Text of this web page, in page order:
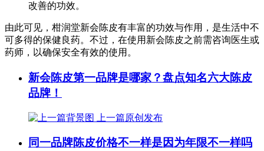
改善的功效。
由此可见，柑润堂新会陈皮有丰富的功效与作用，是生活中不
可多得的保健良药。不过，在使用新会陈皮之前需咨询医生或
药师，以确保安全有效的使用。
新会陈皮第一品牌是哪家？盘点知名六大陈皮
品牌！
上一篇原创发布
同一品牌陈皮价格不一样是因为年限不一样吗